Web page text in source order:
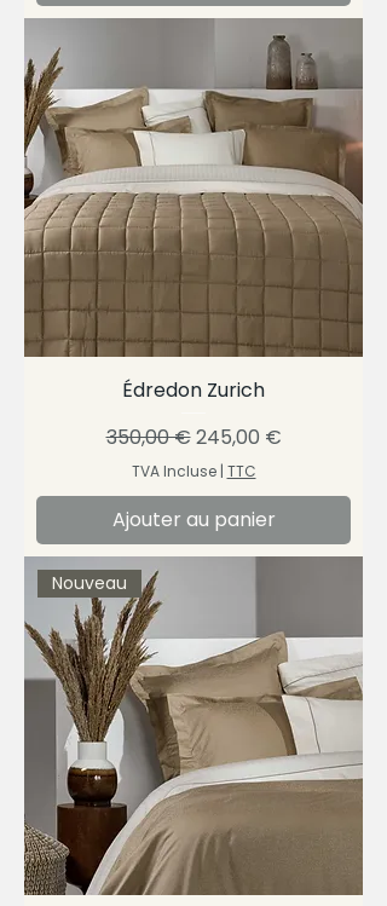
Édredon Zurich
Prix original
350,00 €Prix promotionnel
245,00 €
TVA Incluse| TTC
Ajouter au panier
Nouveau